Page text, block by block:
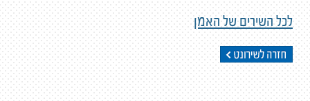
לכל השירים של האמן